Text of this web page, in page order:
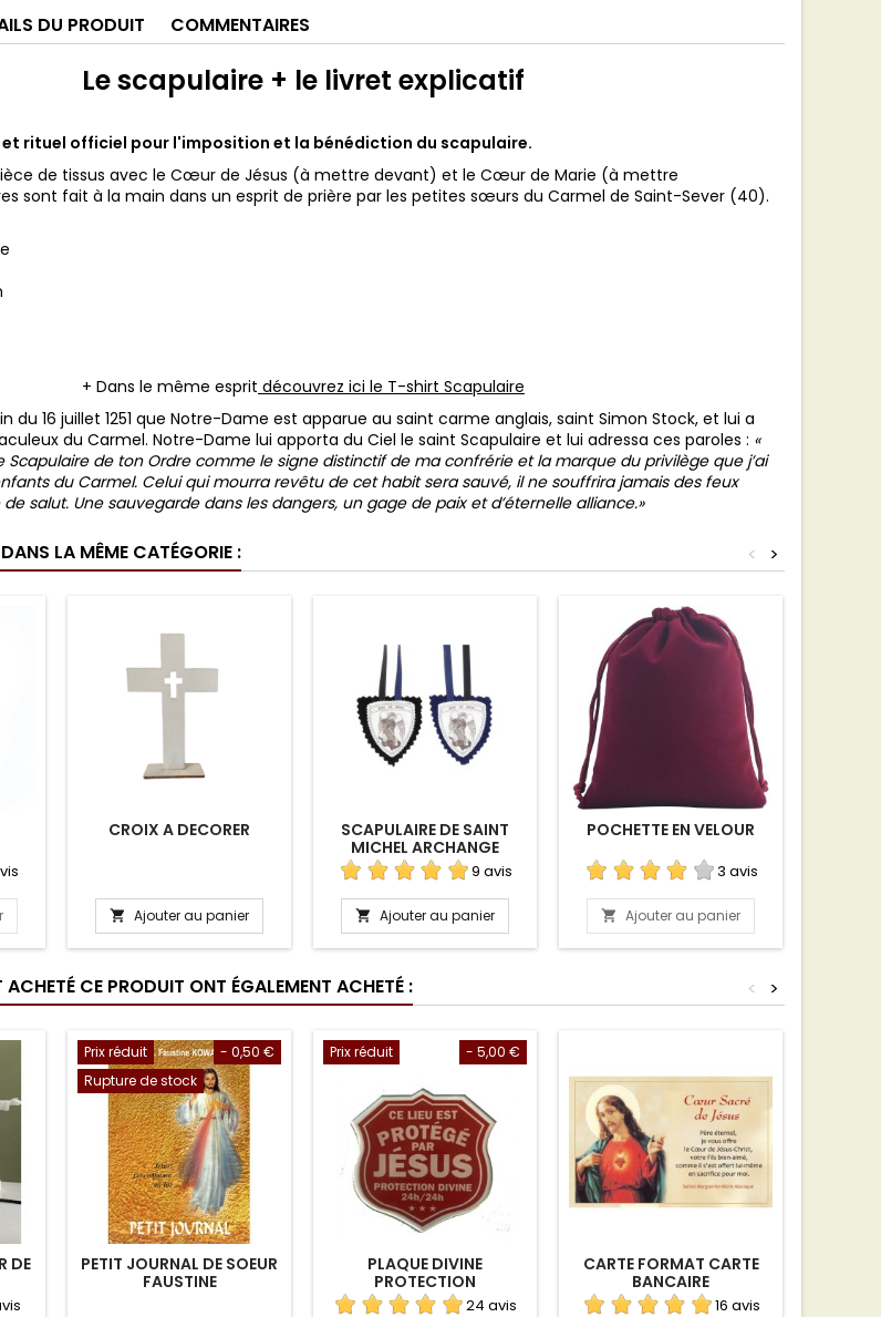
DU PRODUIT COMMENTAIRES
Le scapulaire + le livret explicatif
rituel officiel pour l'imposition et la bénédiction du scapulaire.
de tissus avec le Cœur de Jésus (à mettre devant) et le Cœur de Marie (à mettre
sont fait à la main dans un esprit de prière par les petites sœurs du Carmel de Saint-Sever (40).
+ Dans le même esprit découvrez ici le T-shirt Scapulaire
du 16 juillet 1251 que Notre-Dame est apparue au saint carme anglais, saint Simon Stock, et lui a
du Carmel. Notre-Dame lui apporta du Ciel le saint Scapulaire et lui adressa ces paroles : «
Scapulaire de ton Ordre comme le signe distinctif de ma confrérie et la marque du privilège que j’ai
du Carmel. Celui qui mourra revêtu de cet habit sera sauvé, il ne souffrira jamais des feux
de salut. Une sauvegarde dans les dangers, un gage de paix et d’éternelle alliance.»
LA MÊME CATÉGORIE : >
<
CROIX A DECORER
 Ajouter au panier
SCAPULAIRE DE SAINT
MICHEL ARCHANGE
9 avis
 Ajouter au panier
POCHETTE EN VELOUR
3 avis
 Ajouter au panier
CE PRODUIT ONT ÉGALEMENT ACHETÉ : >
<
DE
- 0,50 €
Prix réduit
Rupture de stock
PETIT JOURNAL DE SOEUR
FAUSTINE
- 5,00 €
Prix réduit
PLAQUE DIVINE
PROTECTION
24 avis
CARTE FORMAT CARTE
BANCAIRE
16 avis